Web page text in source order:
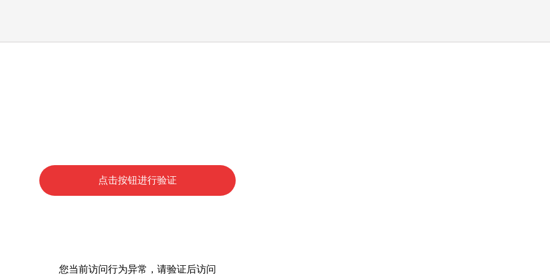
点击按钮进行验证
您当前访问行为异常，请验证后访问